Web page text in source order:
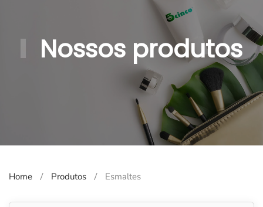
Nossos produtos
Home Produtos Esmaltes